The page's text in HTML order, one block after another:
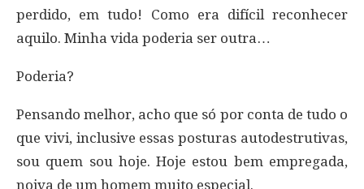
perdido, em tudo! Como era difícil reconhecer
aquilo. Minha vida poderia ser outra…
Poderia?
Pensando melhor, acho que só por conta de tudo o
que vivi, inclusive essas posturas autodestrutivas,
sou quem sou hoje. Hoje estou bem empregada,
noiva de um homem muito especial.